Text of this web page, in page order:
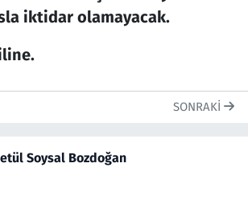
iktidar olamayacak.
SONRAKI
Soysal Bozdoğan